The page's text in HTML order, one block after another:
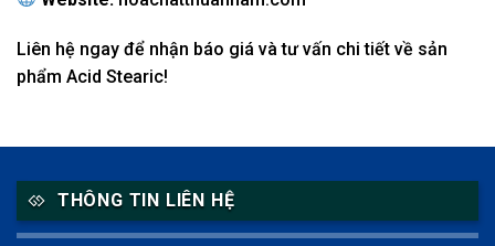
Liên hệ ngay để nhận báo giá và tư vấn chi tiết về sản
phẩm Acid Stearic!
THÔNG TIN LIÊN HỆ